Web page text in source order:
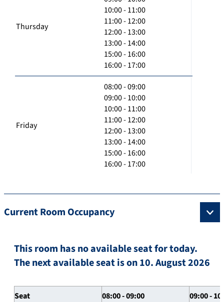
Thursday
10:00 - 11:00
11:00 - 12:00
12:00 - 13:00
13:00 - 14:00
15:00 - 16:00
16:00 - 17:00
Friday
08:00 - 09:00
09:00 - 10:00
10:00 - 11:00
11:00 - 12:00
12:00 - 13:00
13:00 - 14:00
15:00 - 16:00
16:00 - 17:00
Current Room Occupancy
This room has no available seat for today.
The next available seat is on 10. August 2026
Seat 08:00 - 09:00 09:00 -